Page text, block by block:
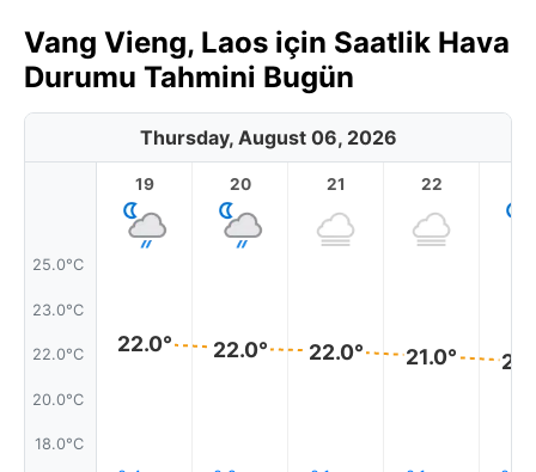
Vang Vieng, Laos için Saatlik Hava
Durumu Tahmini Bugün
Thursday, August 06, 2026
25.0°C
23.0°C
22.0°C
20.0°C
18.0°C
19
22.0°
20
22.0°
21
22.0°
22
21.0°